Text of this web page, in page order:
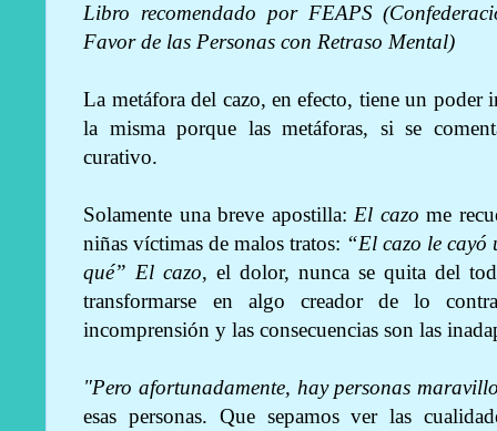
Libro recomendado por FEAPS
Favor de las Personas con Retraso Mental)
La metáfora del cazo, en efecto, tiene un
la misma porque las metáforas, si se
curativo.
Solamente una breve apostilla:El cazo me
niñas víctimas de malos tratos: “El cazo le cayó
qué” El cazo, el dolor, nunca se quita del
transformarse en algo creador de lo
incomprensión y las consecuencias son las
"Pero afortunadamente, hay personas
esas personas. Que sepamos ver las